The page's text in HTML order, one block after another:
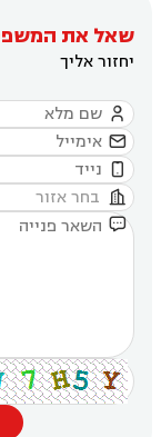
שאל את
יחזור אליך




